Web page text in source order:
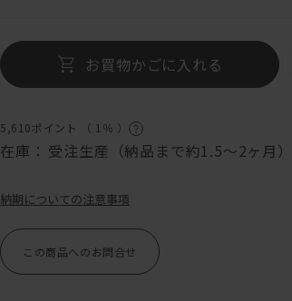
お買物かごに入れる
5,610ポイント （ 1％ ）
在庫： 受注生産（納品まで約1.5～2ヶ月）
納期についての注意事項
この商品へのお問合せ